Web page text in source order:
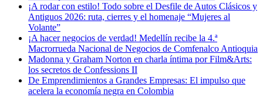
¡A rodar con estilo! Todo sobre el Desfile de Autos Clásicos y
Antiguos 2026: ruta, cierres y el homenaje “Mujeres al
Volante”
¡A hacer negocios de verdad! Medellín recibe la 4.ª
Macrorrueda Nacional de Negocios de Comfenalco Antioquia
Madonna y Graham Norton en charla íntima por Film&Arts:
los secretos de Confessions II
De Emprendimientos a Grandes Empresas: El impulso que
acelera la economía negra en Colombia